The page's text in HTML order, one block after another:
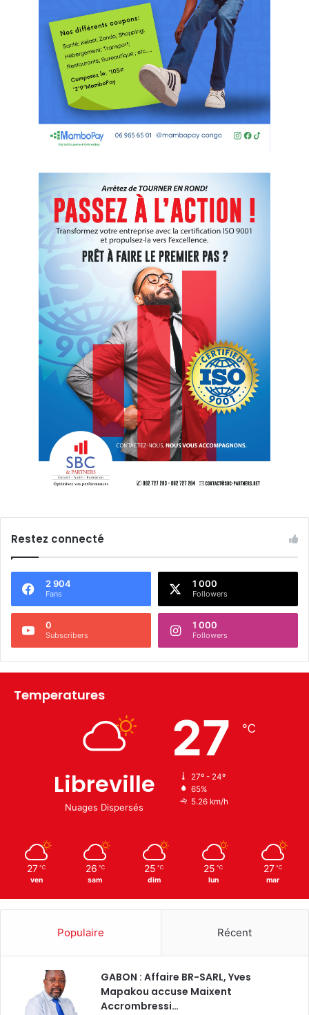
Restez connecté
2 904
Fans
1 000
Followers
0
Subscribers
1 000
Followers
Temperatures
Libreville
Nuages Dispersés
27 ℃
27º - 24º
65%
5.26 km/h
27 ℃
ven
26 ℃
sam
25 ℃
dim
25 ℃
lun
27 ℃
mar
Populaire Récent
GABON : Affaire BR-SARL, Yves
Mapakou accuse Maixent
Accrombressi…